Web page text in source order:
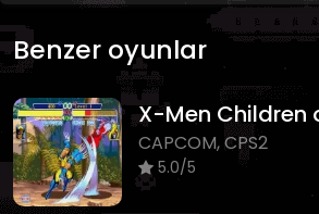
Benzer oyunlar
X-Men Children
CAPCOM, CPS2
5.0/5